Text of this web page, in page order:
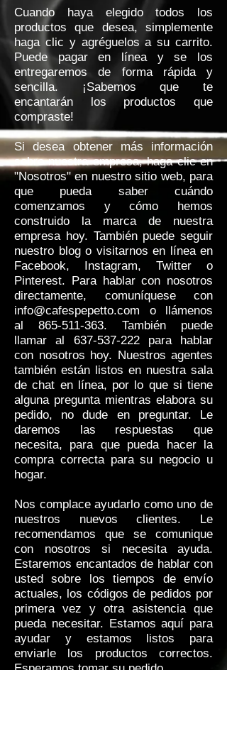
Cuando haya elegido todos los
productos que desea, simplemente
haga clic y agréguelos a su carrito.
Puede pagar en línea y se los
entregaremos de forma rápida y
sencilla. ¡Sabemos que te
encantarán los productos que
compraste!
Si desea obtener más información
sobre nuestra empresa, haga clic en
"Nosotros" en nuestro sitio web, para
que pueda saber cuándo
comenzamos y cómo hemos
construido la marca de nuestra
empresa hoy. También puede seguir
nuestro blog o visitarnos en línea en
Facebook, Instagram, Twitter o
Pinterest. Para hablar con nosotros
directamente, comuníquese con
info@cafespepetto.com o llámenos
al 865-511-363. También puede
llamar al 637-537-222para hablar
con nosotros hoy. Nuestros agentes
también están listos en nuestra sala
de chat en línea, por lo que si tiene
alguna pregunta mientras elabora su
pedido, no dude en preguntar. Le
daremos las respuestas que
necesita, para que pueda hacer la
compra correcta para su negocio u
hogar.
Nos complace ayudarlo como uno de
nuestros nuevos clientes. Le
recomendamos que se comunique
con nosotros si necesita ayuda.
Estaremos encantados de hablar con
usted sobre los tiempos de envío
actuales, los códigos de pedidos por
primera vez y otra asistencia que
pueda necesitar. Estamos aquí para
ayudar y estamos listos para
enviarle los productos correctos.
Esperamos tomar su pedido.